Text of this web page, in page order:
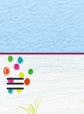
/home/clients/
includes/link-